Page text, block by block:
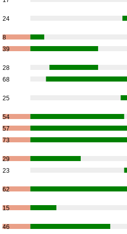
24
8
39
28
68
25
54
57
73
29
23
62
15
46